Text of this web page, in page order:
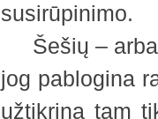
susirūpinimo.
Šešių – arba
jog pablogina
užtikrina tam